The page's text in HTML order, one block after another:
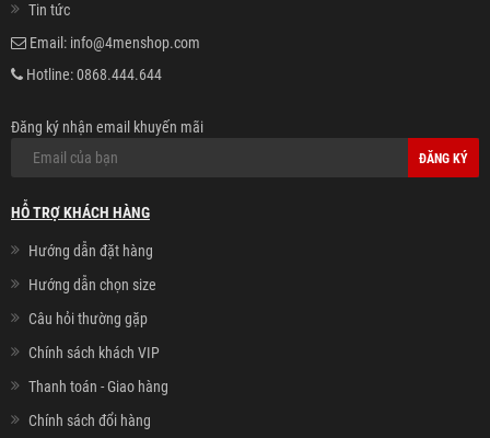
Tin tức
Email: info@4menshop.com
Hotline:0868.444.644
Đăng ký nhận email khuyến mãi
ĐĂNG KÝ
HỖ TRỢ KHÁCH HÀNG
Hướng dẫn đặt hàng
Hướng dẫn chọn size
Câu hỏi thường gặp
Chính sách khách VIP
Thanh toán - Giao hàng
Chính sách đổi hàng